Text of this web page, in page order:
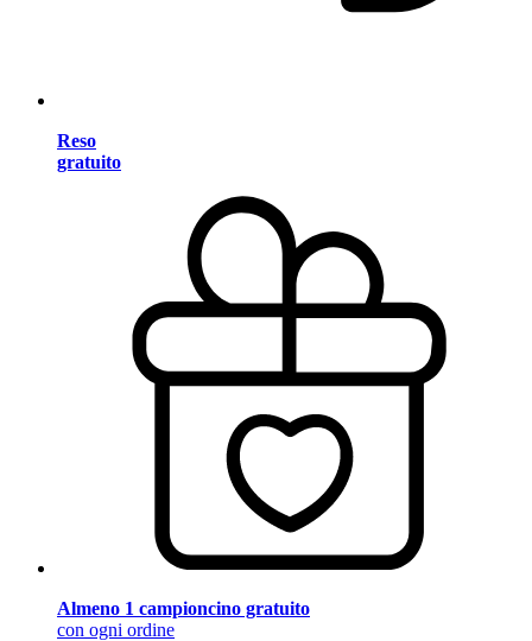
Reso
gratuito
Almeno 1 campioncino gratuito
con ogni ordine